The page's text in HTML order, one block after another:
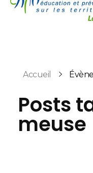
Accueil
Posts
meuse